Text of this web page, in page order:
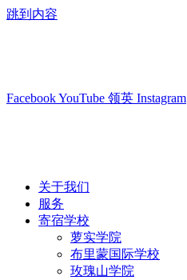
跳到内容
FacebookYouTube 领英 Instagram
关于我们
服务
寄宿学校
萝实学院
布里蒙国际学校
玫瑰山学院